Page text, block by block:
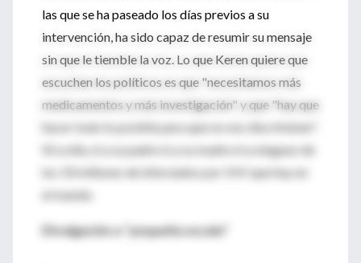
las que se ha paseado los días previos a su
intervención, ha sido capaz de resumir su mensaje
sin que le tiemble la voz. Lo que Keren quiere que
escuchen los políticos es que "necesitamos más
medicamentos y más investigación" y que "hay que
hacer todo lo posible para que no nos discriminen".
Ni a ella, ni a su padre ni a su madre ni a ninguno de
los 33 millones de infectados por VIH que hay en
el mundo.
Divulgación a ''pequeña escala''